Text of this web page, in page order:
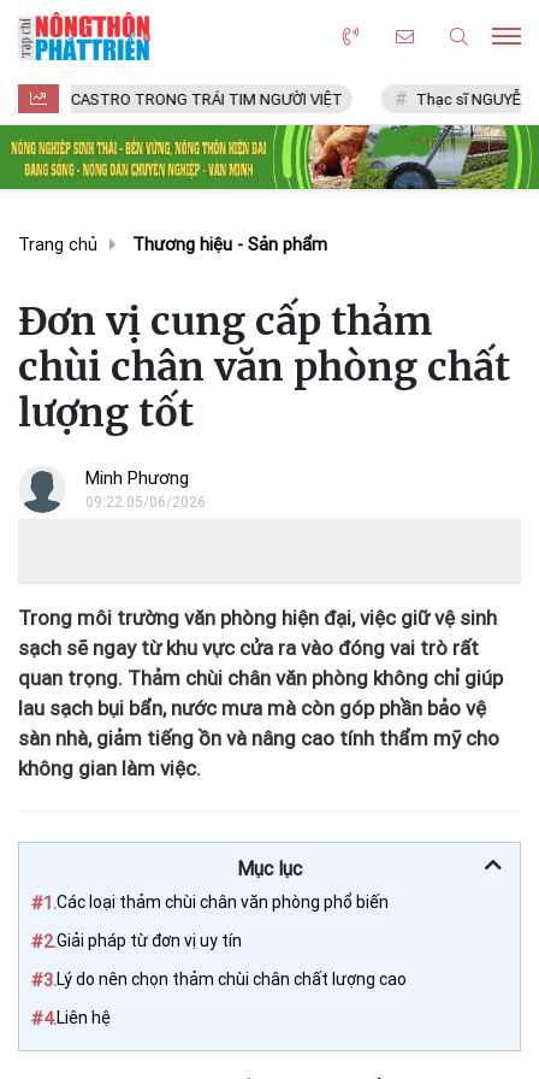
TRONG TRÁI TIM NGƯỜI VIỆT Thạc sĩ NGUYỄN VĂN CHÍ
Trang chủ Thương hiệu - Sản phẩm
Đơn vị cung cấp thảm
chùi chân văn phòng chất
lượng tốt
Minh Phương
09:22 05/06/2026
Trong môi trường văn phòng hiện đại, việc giữ vệ sinh
sạch sẽ ngay từ khu vực cửa ra vào đóng vai trò rất
quan trọng. Thảm chùi chân văn phòng không chỉ giúp
lau sạch bụi bẩn, nước mưa mà còn góp phần bảo vệ
sàn nhà, giảm tiếng ồn và nâng cao tính thẩm mỹ cho
không gian làm việc.
Mục lục
#1.Các loại thảm chùi chân văn phòng phổ biến
#2.Giải pháp từ đơn vị uy tín
#3.Lý do nên chọn thảm chùi chân chất lượng cao
#4.Liên hệ